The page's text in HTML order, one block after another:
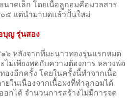
นาดเล็ก โดยเนื้อลูกอมคือมวลสาร
๕ แต่นำมาบดแล้วปั้นใหม่
บุญ รุ่นสอง
หลังจากที่มะนาวทองรุ่นแรกหมด
ไม่เพียงพอกับความต้องการ หลวงพ่อ
องอีกครั้ง โดยในครั้งนี้ทำจากเนื้อ
ในเนื่องจากเนื้อผงที่ทำลูกอมได้
อกได้ จำนวนการสร้างไม่มีการจด